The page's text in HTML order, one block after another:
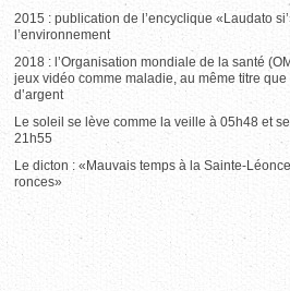
2015 : publication de l’encyclique «Laudato
l’environnement
2018 : l’Organisation mondiale de la santé
jeux vidéo comme maladie, au même titre
d’argent
Le soleil se lève comme la veille à 05h48 et
21h55
Le dicton : «Mauvais temps à la Sainte-
ronces»